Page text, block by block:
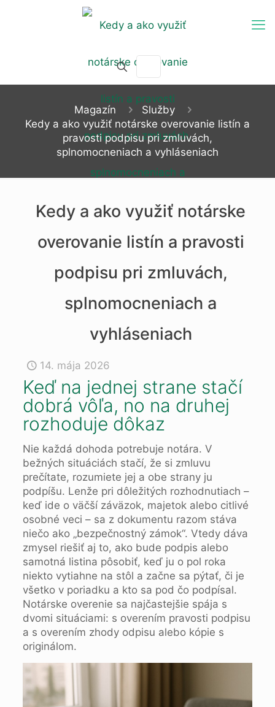
Magazín
Služby
Kedy a ako využiť notárske overovanie listín a
pravosti podpisu pri zmluvách,
splnomocneniach a vyhláseniach
Kedy a ako využiť notárske
overovanie listín a pravosti
podpisu pri zmluvách,
splnomocneniach a
vyhláseniach
14. mája 2026
Keď na jednej strane stačí
dobrá vôľa, no na druhej
rozhoduje dôkaz
Nie každá dohoda potrebuje notára. V
bežných situáciách stačí, že si zmluvu
prečítate, rozumiete jej a obe strany ju
podpíšu. Lenže pri dôležitých rozhodnutiach –
keď ide o väčší záväzok, majetok alebo citlivé
osobné veci – sa z dokumentu razom stáva
niečo ako „bezpečnostný zámok“. Vtedy dáva
zmysel riešiť aj to, ako bude podpis alebo
samotná listina pôsobiť, keď ju o pol roka
niekto vytiahne na stôl a začne sa pýtať, či je
všetko v poriadku a kto sa pod čo podpísal.
Notárske overenie sa najčastejšie spája s
dvomi situáciami: s overením pravosti podpisu
a s overením zhody odpisu alebo kópie s
originálom.